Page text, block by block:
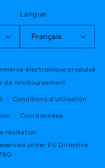
Langue
Français
électronique propulsé
de remboursement
Conditions d’utilisation
Coordonnées
résiliation
under EU Directive